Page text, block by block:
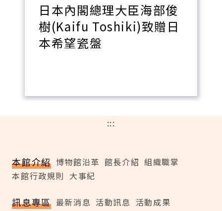
日本內閣總理大臣海部俊
樹(Kaifu Toshiki)致贈日
本希望瓷盤
:::
本館介紹 博物館沿革 館長介紹 組織職掌
本館行政規則 大事紀
訊息專區 最新消息 活動訊息 活動成果